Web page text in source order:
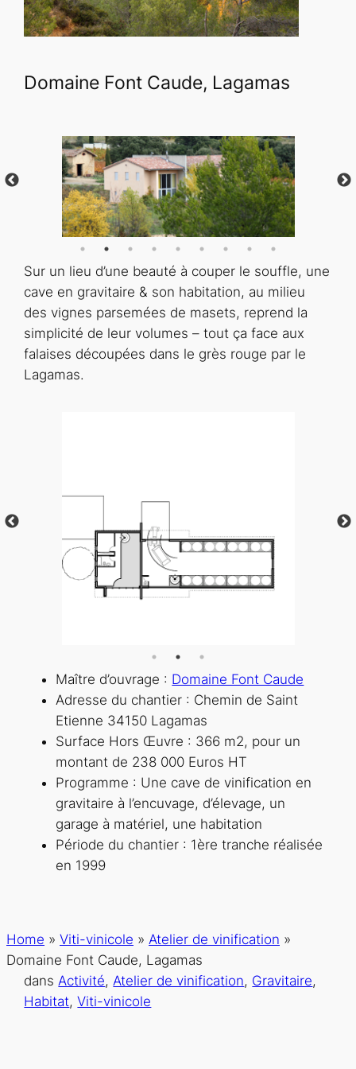
Domaine Font Caude, Lagamas
Sur un lieu d’une beauté à couper le souffle, une
cave en gravitaire & son habitation, au milieu
des vignes parsemées de masets, reprend la
simplicité de leur volumes – tout ça face aux
falaises découpées dans le grès rouge par le
Lagamas.
Maître d’ouvrage : Domaine Font Caude
Adresse du chantier : Chemin de Saint
Etienne 34150 Lagamas
Surface Hors Œuvre : 366 m2, pour un
montant de 238 000 Euros HT
Programme : Une cave de vinification en
gravitaire à l’encuvage, d’élevage, un
garage à matériel, une habitation
Période du chantier : 1ère tranche réalisée
en 1999
Home » Viti-vinicole » Atelier de vinification »
Domaine Font Caude, Lagamas
dans Activité, Atelier de vinification, Gravitaire
Habitat, Viti-vinicole